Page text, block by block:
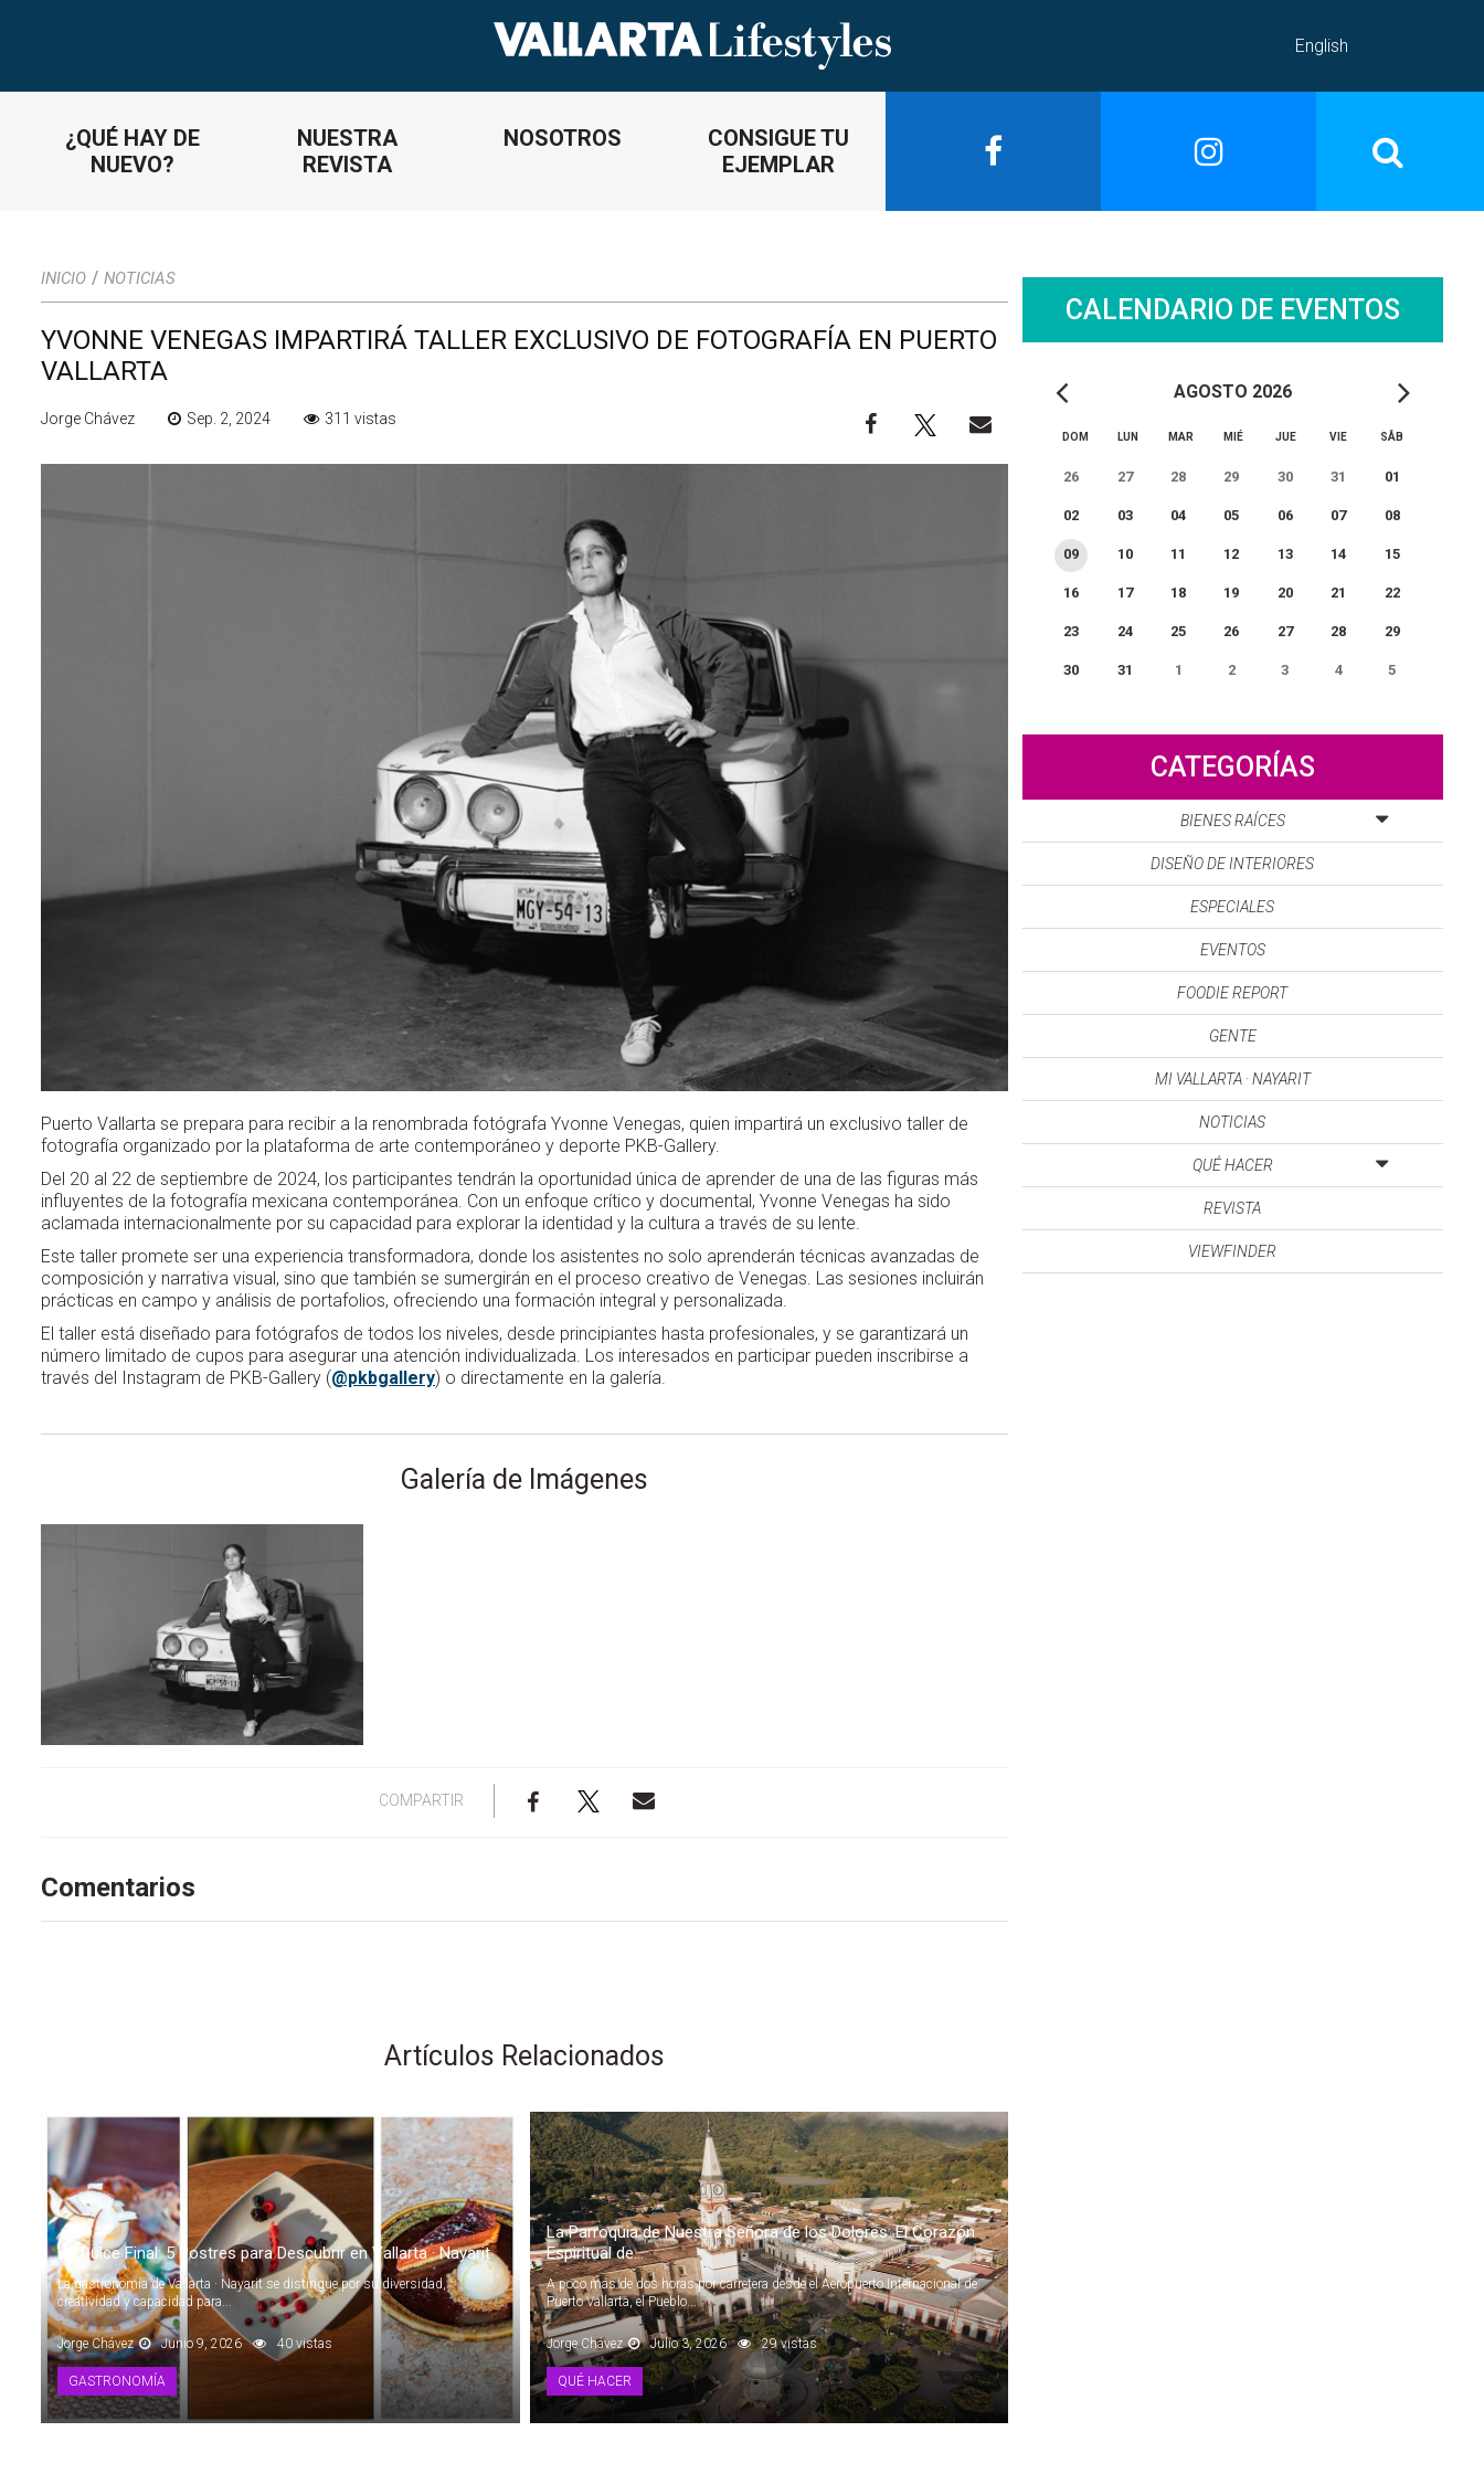
English
¿QUÉ HAY DE
NUEVO?
NUESTRA
REVISTA
NOSOTROS
CONSIGUE TU
EJEMPLAR
INICIO / NOTICIAS
YVONNE VENEGAS IMPARTIRÁ TALLER EXCLUSIVO DE FOTOGRAFÍA EN PUERTO
VALLARTA
Jorge Chávez Sep. 2, 2024 311 vistas
Puerto Vallarta se prepara para recibir a la renombrada fotógrafa Yvonne Venegas, quien impartirá un exclusivo taller de
fotografía organizado por la plataforma de arte contemporáneo y deporte PKB-Gallery.
Del 20 al 22 de septiembre de 2024, los participantes tendrán la oportunidad única de aprender de una de las figuras más
influyentes de la fotografía mexicana contemporánea. Con un enfoque crítico y documental, Yvonne Venegas ha sido
aclamada internacionalmente por su capacidad para explorar la identidad y la cultura a través de su lente.
Este taller promete ser una experiencia transformadora, donde los asistentes no solo aprenderán técnicas avanzadas de
composición y narrativa visual, sino que también se sumergirán en el proceso creativo de Venegas. Las sesiones incluirán
prácticas en campo y análisis de portafolios, ofreciendo una formación integral y personalizada.
El taller está diseñado para fotógrafos de todos los niveles, desde principiantes hasta profesionales, y se garantizará un
número limitado de cupos para asegurar una atención individualizada. Los interesados en participar pueden inscribirse a
través del Instagram de PKB-Gallery (@pkbgallery) o directamente en la galería.
Galería de Imágenes
COMPARTIR
Comentarios
Artículos Relacionados
Un Dulce Final: 5 Postres para Descubrir en Vallarta · Nayarit
La gastronomía de Vallarta · Nayarit se distingue por su diversidad,
creatividad y capacidad para...
Jorge Chávez Junio 9, 2026 40 vistas
GASTRONOMÍA
La Parroquia de Nuestra Señora de los Dolores: El Corazón
Espiritual de...
A poco más de dos horas por carretera desde el Aeropuerto Internacional de
Puerto Vallarta, el Pueblo...
Jorge Chávez Julio 3, 2026 29 vistas
QUÉ HACER
CALENDARIO DE EVENTOS
AGOSTO 2026
DOM LUN MAR MIÉ JUE VIE SÅB
26 27 28 29 30 31 01
02 03 04 05 06 07 08
09 10 11 12 13 14 15
16 17 18 19 20 21 22
23 24 25 26 27 28 29
30 31 1 2 3 4 5
CATEGORÍAS
BIENES RAÍCES
DISEÑO DE INTERIORES
ESPECIALES
EVENTOS
FOODIE REPORT
GENTE
MI VALLARTA · NAYARIT
NOTICIAS
QUÉ HACER
REVISTA
VIEWFINDER